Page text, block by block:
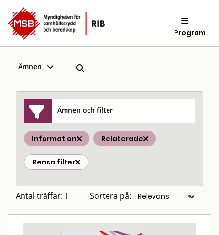
Program
Ämnen
Ämnen och filter
Information Relaterade
Rensa filter
Antal träffar: 1 Sortera på: